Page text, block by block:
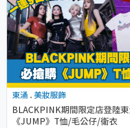
東涌 . 美妝服飾
BLACKPINK期間限定店登陸
《JUMP》T恤/毛公仔/衛衣